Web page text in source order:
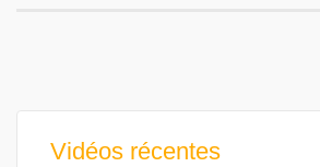
Vidéos récentes